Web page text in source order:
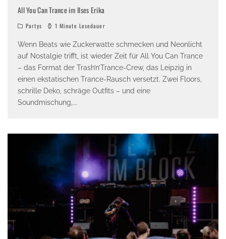
All You Can Trance im Ilses Erika
Partys 1 Minute Lesedauer
Wenn Beats wie Zuckerwatte schmecken und Neonlicht
auf Nostalgie trifft, ist wieder Zeit für All You Can Trance
– das Format der Trash’n’Trance-Crew, das Leipzig in
einen ekstatischen Trance-Rausch versetzt. Zwei Floors,
schrille Deko, schräge Outfits – und eine
Soundmischung, ...